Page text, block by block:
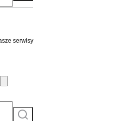
do serwisu
serwisy
Szukaj